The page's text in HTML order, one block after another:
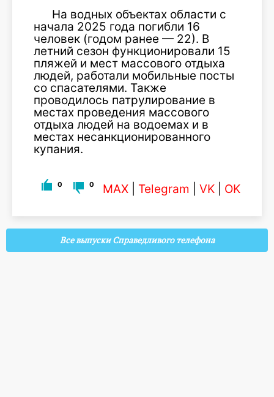
На водных объектах области с
начала 2025 года погибли 16
человек (годом ранее — 22). В
летний сезон функционировали 15
пляжей и мест массового отдыха
людей, работали мобильные посты
со спасателями. Также
проводилось патрулирование в
местах проведения массового
отдыха людей на водоемах и в
местах несанкционированного
купания.
0 0 MAX Telegram VK OK
Все выпуски Справедливого телефона